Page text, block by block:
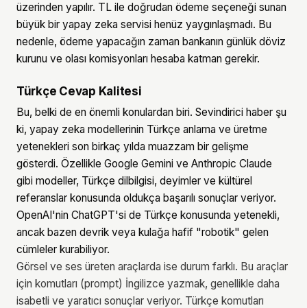
üzerinden yapılır. TL ile doğrudan ödeme seçeneği sunan
büyük bir yapay zeka servisi henüz yaygınlaşmadı. Bu
nedenle, ödeme yapacağın zaman bankanın günlük döviz
kurunu ve olası komisyonları hesaba katman gerekir.
Türkçe Cevap Kalitesi
Bu, belki de en önemli konulardan biri. Sevindirici haber şu
ki, yapay zeka modellerinin Türkçe anlama ve üretme
yetenekleri son birkaç yılda muazzam bir gelişme
gösterdi. Özellikle Google Gemini ve Anthropic Claude
gibi modeller, Türkçe dilbilgisi, deyimler ve kültürel
referanslar konusunda oldukça başarılı sonuçlar veriyor.
OpenAI'nin ChatGPT'si de Türkçe konusunda yetenekli,
ancak bazen devrik veya kulağa hafif "robotik" gelen
cümleler kurabiliyor.
Görsel ve ses üreten araçlarda ise durum farklı. Bu araçlar
için komutları (prompt) İngilizce yazmak, genellikle daha
isabetli ve yaratıcı sonuçlar veriyor. Türkçe komutları